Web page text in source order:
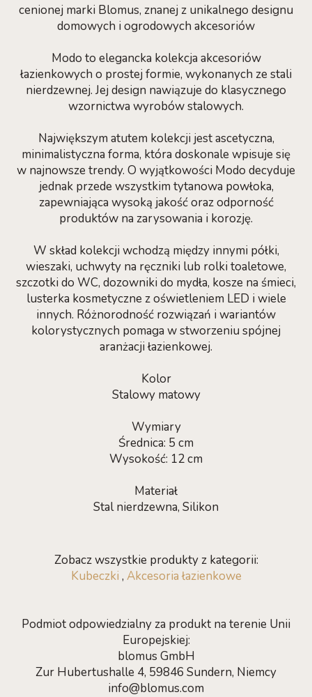
cenionej marki Blomus, znanej z unikalnego designu
domowych i ogrodowych akcesoriów
Modo to elegancka kolekcja akcesoriów
łazienkowych o prostej formie, wykonanych ze stali
nierdzewnej. Jej design nawiązuje do klasycznego
wzornictwa wyrobów stalowych.
Największym atutem kolekcji jest ascetyczna,
minimalistyczna forma, która doskonale wpisuje się
w najnowsze trendy. O wyjątkowości Modo decyduje
jednak przede wszystkim tytanowa powłoka,
zapewniająca wysoką jakość oraz odporność
produktów na zarysowania i korozję.
W skład kolekcji wchodzą między innymi półki,
wieszaki, uchwyty na ręczniki lub rolki toaletowe,
szczotki do WC, dozowniki do mydła, kosze na śmieci,
lusterka kosmetyczne z oświetleniem LED i wiele
innych. Różnorodność rozwiązań i wariantów
kolorystycznych pomaga w stworzeniu spójnej
aranżacji łazienkowej.
Kolor
Stalowy matowy
Wymiary
Średnica: 5 cm
Wysokość: 12 cm
Materiał
Stal nierdzewna, Silikon
Zobacz wszystkie produkty z kategorii:
Kubeczki , Akcesoria łazienkowe
Podmiot odpowiedzialny za produkt na terenie Unii
Europejskiej:
blomus GmbH
Zur Hubertushalle 4, 59846 Sundern, Niemcy
info@blomus.com